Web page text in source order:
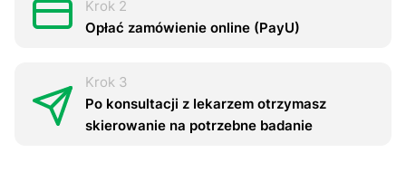
Krok 2
Opłać zamówienie online (PayU)
Krok 3
Po konsultacji z Iеkаrzem otrzymasz
skierowanie na potrzebne badanie